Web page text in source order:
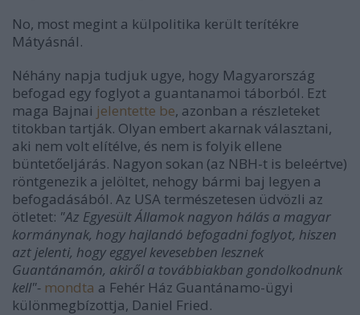
No, most megint a külpolitika került terítékre
Mátyásnál.
Néhány napja tudjuk ugye, hogy Magyarország
befogad egy foglyot a guantanamoi táborból. Ezt
maga Bajnai jelentette be, azonban a részleteket
titokban tartják. Olyan embert akarnak választani,
aki nem volt elítélve, és nem is folyik ellene
büntetőeljárás. Nagyon sokan (az NBH-t is beleértve)
röntgenezik a jelöltet, nehogy bármi baj legyen a
befogadásából. Az USA természetesen üdvözli az
ötletet: "Az Egyesült Államok nagyon hálás a magyar
kormánynak, hogy hajlandó befogadni foglyot, hiszen
azt jelenti, hogy eggyel kevesebben lesznek
Guantánamón, akiről a továbbiakban gondolkodnunk
kell"- mondta a Fehér Ház Guantánamo-ügyi
különmegbízottja, Daniel Fried.